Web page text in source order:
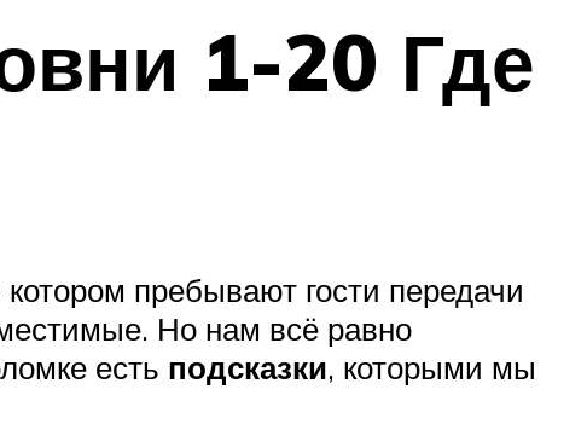
1-20 Где
пребывают гости передачи
Но нам всё равно
есть подсказки, которыми мы